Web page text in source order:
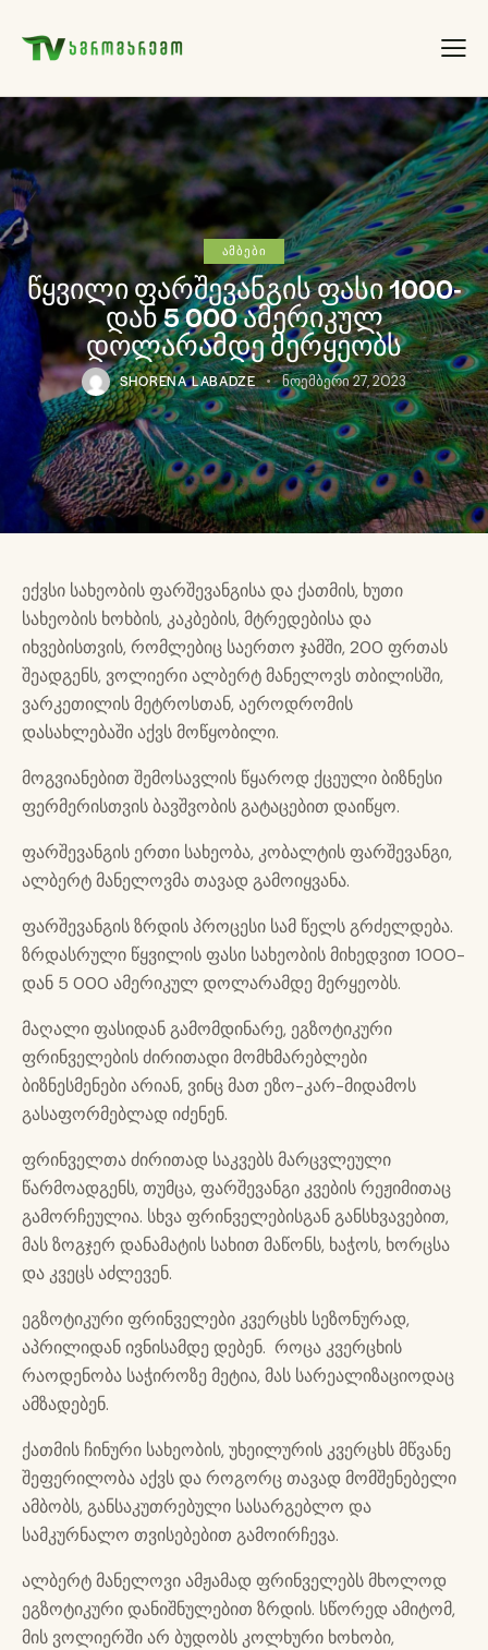
ᲐᲛᲑᲔᲑᲘ
წყვილი ფარშევანგის ფასი 1000-
დან 5 000 ამერიკულ
დოლარამდე მერყეობს
SHORENA LABADZE ნოემბერი 27, 2023
ექვსი სახეობის ფარშევანგისა და ქათმის, ხუთი
სახეობის ხოხბის, კაკბების, მტრედებისა და
იხვებისთვის, რომლებიც საერთო ჯამში, 200 ფრთას
შეადგენს, ვოლიერი ალბერტ მანელოვს თბილისში,
ვარკეთილის მეტროსთან, აეროდრომის
დასახლებაში აქვს მოწყობილი.
მოგვიანებით შემოსავლის წყაროდ ქცეული ბიზნესი
ფერმერისთვის ბავშვობის გატაცებით დაიწყო.
ფარშევანგის ერთი სახეობა, კობალტის ფარშევანგი,
ალბერტ მანელოვმა თავად გამოიყვანა.
ფარშევანგის ზრდის პროცესი სამ წელს გრძელდება.
ზრდასრული წყვილის ფასი სახეობის მიხედვით 1000-
დან 5 000 ამერიკულ დოლარამდე მერყეობს.
მაღალი ფასიდან გამომდინარე, ეგზოტიკური
ფრინველების ძირითადი მომხმარებლები
ბიზნესმენები არიან, ვინც მათ ეზო-კარ-მიდამოს
გასაფორმებლად იძენენ.
ფრინველთა ძირითად საკვებს მარცვლეული
წარმოადგენს, თუმცა, ფარშევანგი კვების რეჟიმითაც
გამორჩეულია. სხვა ფრინველებისგან განსხვავებით,
მას ზოგჯერ დანამატის სახით მაწონს, ხაჭოს, ხორცსა
და კვეცს აძლევენ.
ეგზოტიკური ფრინველები კვერცხს სეზონურად,
აპრილიდან ივნისამდე დებენ. როცა კვერცხის
რაოდენობა საჭიროზე მეტია, მას სარეალიზაციოდაც
ამზადებენ.
ქათმის ჩინური სახეობის, უხეილურის კვერცხს მწვანე
შეფერილობა აქვს და როგორც თავად მომშენებელი
ამბობს, განსაკუთრებული სასარგებლო და
სამკურნალო თვისებებით გამოირჩევა.
ალბერტ მანელოვი ამჟამად ფრინველებს მხოლოდ
ეგზოტიკური დანიშნულებით ზრდის. სწორედ ამიტომ,
მის ვოლიერში არ ბუდობს კოლხური ხოხობი,